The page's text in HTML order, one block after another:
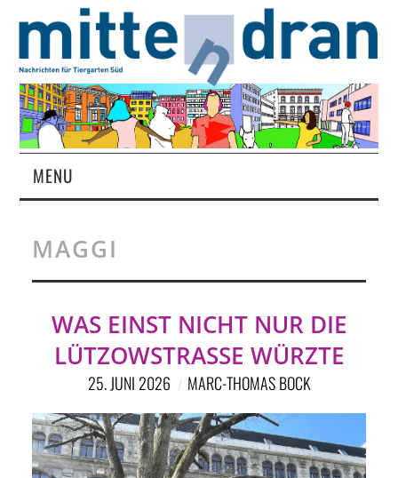
MENU
MAGAZIN
ÜBER UNS
RUBRIKEN
SPONSORING
MAGGI
WAS EINST NICHT NUR DIE
LÜTZOWSTRASSE WÜRZTE
25. JUNI 2026 MARC-THOMAS BOCK